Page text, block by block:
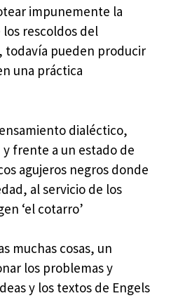
impunemente la
rescoldos del
todavía pueden producir
una práctica
dialéctico,
frente a un estado de
agujeros negros donde
al servicio de los
‘el cotarro’
muchas cosas, un
los problemas y
y los textos de Engels